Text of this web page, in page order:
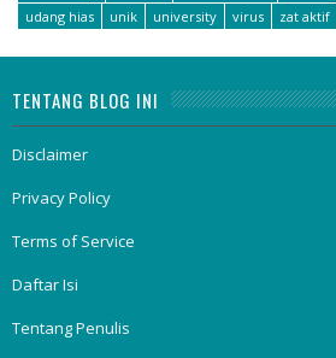
udang hias
unik university virus zat aktif
TENTANG BLOG INI
Disclaimer
Privacy Policy
Terms of Service
Daftar Isi
Tentang Penulis